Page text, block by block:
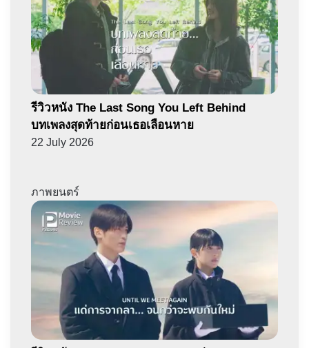
รีวิวหนัง The Last Song You Left Behind
บทเพลงสุดท้ายก่อนเธอเลือนหาย
22 July 2026
ภาพยนตร์